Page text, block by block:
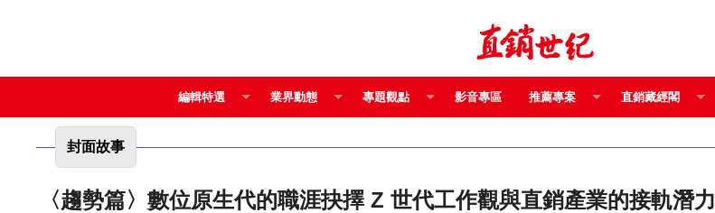
編輯特選 業界動態 專題觀點 影音專區 推薦專案 直銷藏經閣
封面故事
〈趨勢篇〉數位原生代的職涯抉擇 Z 世代工作觀與直銷產業的接軌潛力